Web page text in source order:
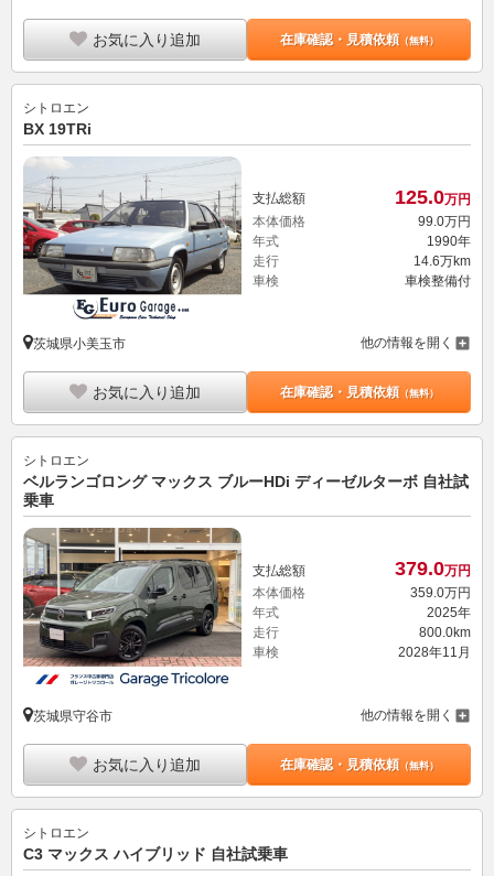
お気に入り追加 在庫確認・見積依頼（無料）
シトロエン
BX 19TRi
支払総額 125.0万円
本体価格
99. 0万円
年式
1990年
走行
14.6万km
車検
車検整備付
茨城県小美玉市 他の情報を開く
お気に入り追加 在庫確認・見積依頼（無料）
シトロエン
ベルランゴロング マックス ブルーHDi ディーゼルターボ 自社試
乗車
支払総額 379.0万円
本体価格
359.0万円
年式
2025年
走行
800.0km
車検
2028年11月
茨城県守谷市 他の情報を開く
お気に入り追加 在庫確認・見積依頼（無料）
シトロエン
C3 マックス ハイブリッド 自社試乗車